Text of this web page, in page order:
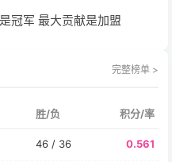
冠军 最大贡献是加盟
完整榜单 >
胜/负 积分/率
46 / 36 0.561